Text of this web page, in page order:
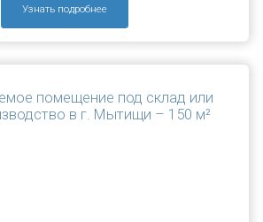
Узнать подробнее
помещение под склад или
в г. Мытищи – 150 м²